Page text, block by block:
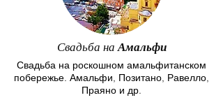
Свадьба наАмальфи
Свадьба на роскошном амальфитанском
побережье. Амальфи, Позитано, Равелло,
Праяно и др.